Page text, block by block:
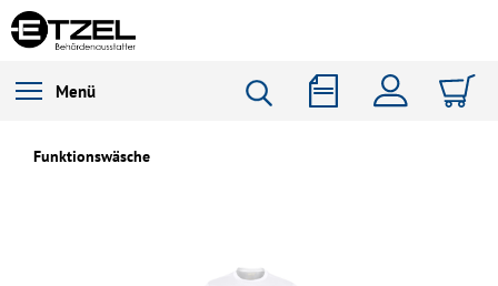
Menü
Funktionswäsche